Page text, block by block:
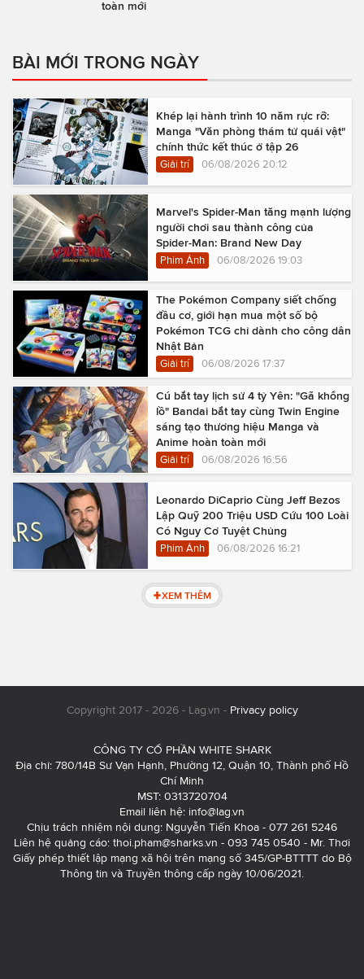
toàn mới
BÀI MỚI TRONG NGÀY
Khép lại hành trình 10 năm rực rỡ:
Manga "Văn phòng thám tử quái vật"
chính thức kết thúc ở tập 26
Giải trí 06/08/2026 20:12
Marvel's Spider-Man tăng mạnh lượng
người chơi sau thành công của
Spider-Man: Brand New Day
Phim Ảnh 06/08/2026 19:03
The Pokémon Company siết chống
đầu cơ, giới hạn mua một số bộ
Pokémon TCG chỉ dành cho công dân
Nhật Bản
Giải trí 06/08/2026 17:37
Cú bắt tay lịch sử 4 tỷ Yên: "Gã khổng
lồ" Bandai bắt tay cùng Twin Engine
sáng tạo thương hiệu Manga và
Anime hoàn toàn mới
Giải trí 06/08/2026 16:56
Leonardo DiCaprio Cùng Jeff Bezos
Lập Quỹ 200 Triệu USD Cứu 100 Loài
Có Nguy Cơ Tuyệt Chủng
Phim Ảnh 06/08/2026 16:21
XEM THÊM
Copyright 2017 - 2026 - Lag.vn - Privacy policy
CÔNG TY CỔ PHẦN WHITE SHARK
Địa chỉ: 780/14B Sư Vạn Hạnh, Phường 12, Quận 10, Thành phố Hồ
Chí Minh
MST: 0313720704
Email liên hệ: info@lag.vn
Chịu trách nhiệm nội dung: Nguyễn Tiến Khoa - 077 261 5246
Liên hệ quảng cáo: thoi.pham@sharks.vn - 093 745 0540 - Mr. Thơi
Giấy phép thiết lập mạng xã hội trên mạng số 345/GP-BTTTT do Bộ
Thông tin và Truyền thông cấp ngày 10/06/2021.